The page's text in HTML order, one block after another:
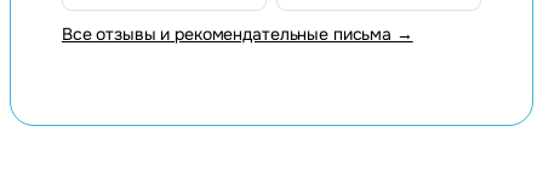
Все отзывы и рекомендательные письма →